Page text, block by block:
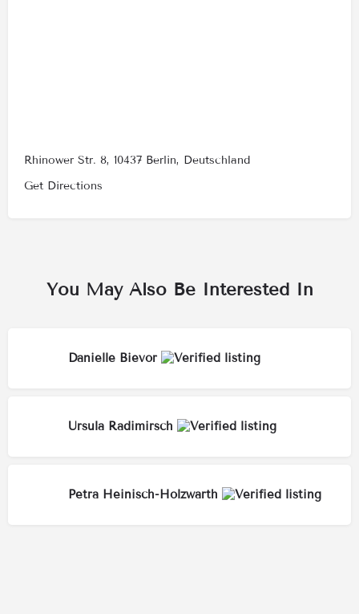
Rhinower Str. 8, 10437 Berlin, Deutschland
Get Directions
You May Also Be Interested In
Danielle Bievor
Ursula Radimirsch
Petra Heinisch-Holzwarth